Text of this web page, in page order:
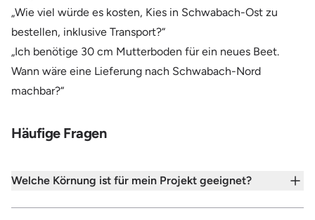
„Wie viel würde es kosten, Kies in Schwabach-Ost zu
bestellen, inklusive Transport?“
„Ich benötige 30 cm Mutterboden für ein neues Beet.
Wann wäre eine Lieferung nach Schwabach-Nord
machbar?“
Häufige Fragen
Welche Körnung ist für mein Projekt geeignet?